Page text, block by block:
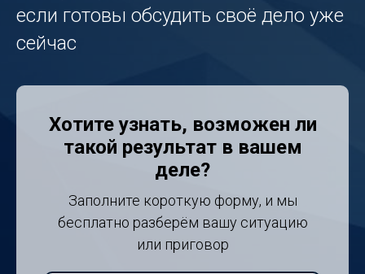
если готовы обсудить своё дело уже
сейчас
Хотите узнать, возможен ли
такой результат в вашем
деле?
Заполните короткую форму, и мы
бесплатно разберём вашу ситуацию
или приговор